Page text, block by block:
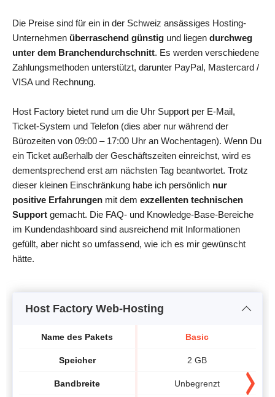
Die Preise sind für ein in der Schweiz ansässiges Hosting-
Unternehmen überraschend günstig und liegen durchweg
unter dem Branchendurchschnitt. Es werden verschiedene
Zahlungsmethoden unterstützt, darunter PayPal, Mastercard /
VISA und Rechnung.
Host Factory bietet rund um die Uhr Support per E-Mail,
Ticket-System und Telefon (dies aber nur während der
Bürozeiten von 09:00 – 17:00 Uhr an Wochentagen). Wenn Du
ein Ticket außerhalb der Geschäftszeiten einreichst, wird es
dementsprechend erst am nächsten Tag beantwortet. Trotz
dieser kleinen Einschränkung habe ich persönlich nur
positive Erfahrungen mit dem exzellenten technischen
Support gemacht. Die FAQ- und Knowledge-Base-Bereiche
im Kundendashboard sind ausreichend mit Informationen
gefüllt, aber nicht so umfassend, wie ich es mir gewünscht
hätte.
Host Factory Web-Hosting
Name des Pakets
Speicher
Bandbreite
Basic
2 GB
Unbegrenzt